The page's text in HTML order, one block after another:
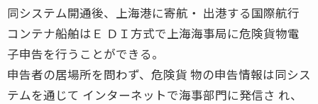
同システム開通後、上海港に寄航・ 出港する国際航行
コンテナ船舶はＥ ＤＩ方式で上海海事局に危険貨物電
子申告を行うことができる。
申告者の居場所を問わず、危険貨 物の申告情報は同シス
テムを通じて インターネットで海事部門に発信さ れ、